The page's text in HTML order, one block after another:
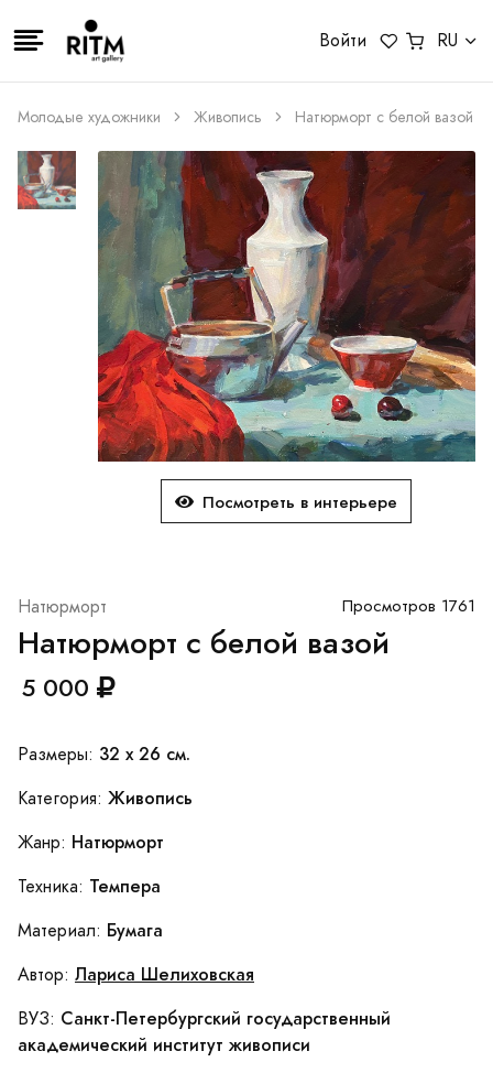
Войти RU
Молодые художники Живопись Натюрморт с белой вазой
Посмотреть в интерьере
Натюрморт Просмотров 1761
Натюрморт с белой вазой
5 000
Размеры: 32 x 26 см.
Категория: Живопись
Жанр: Натюрморт
Техника: Темпера
Материал: Бумага
Автор: Лариса Шелиховская
ВУЗ: Cанкт-Петербургский государственный
академический институт живописи